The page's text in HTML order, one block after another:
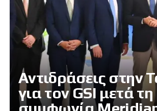
Αντιδράσεις στην
για τον GSI μετά τη